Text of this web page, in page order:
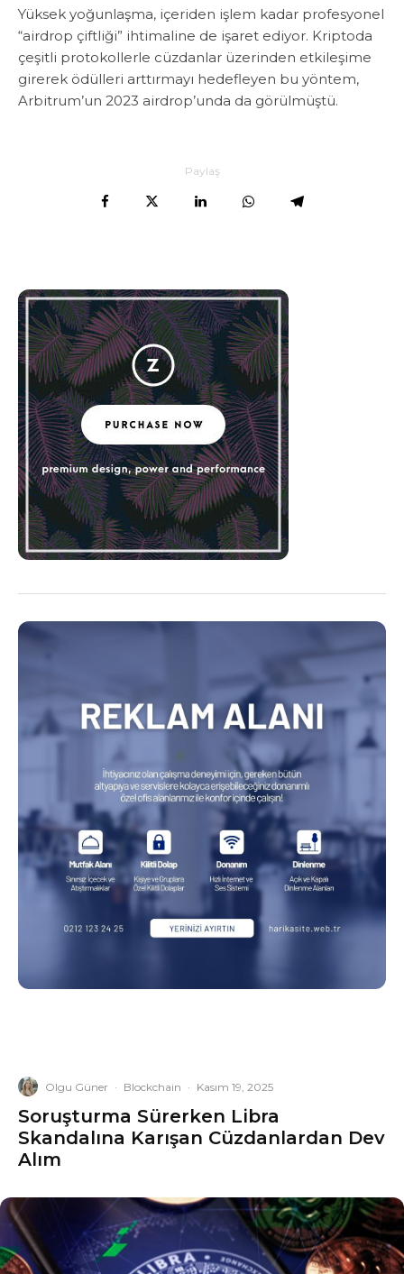
Yüksek yoğunlaşma, içeriden işlem kadar profesyonel
“airdrop çiftliği” ihtimaline de işaret ediyor. Kriptoda
çeşitli protokollerle cüzdanlar üzerinden etkileşime
girerek ödülleri arttırmayı hedefleyen bu yöntem,
Arbitrum’un 2023 airdrop’unda da görülmüştü.
Paylaş
Olgu Güner · Blockchain · Kasım 19, 2025
Soruşturma Sürerken Libra
Skandalına Karışan Cüzdanlardan Dev
Alım